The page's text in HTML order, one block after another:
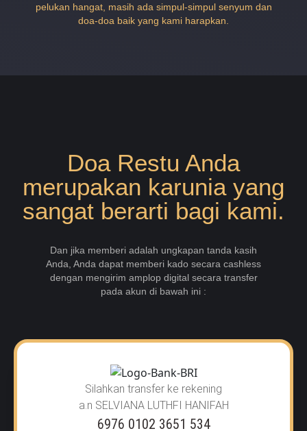
pelukan hangat, masih ada simpul-simpul senyum dan
doa-doa baik yang kami harapkan.
Doa Restu Anda
merupakan karunia yang
sangat berarti bagi kami.
Dan jika memberi adalah ungkapan tanda kasih
Anda, Anda dapat memberi kado secara cashless
dengan mengirim amplop digital secara transfer
pada akun di bawah ini :
Silahkan transfer ke rekening
a.n SELVIANA LUTHFI HANIFAH
6976 0102 3651 534